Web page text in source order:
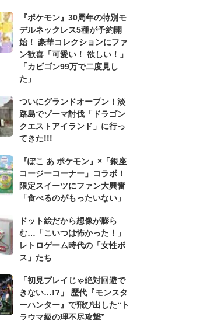
『ポケモン』30周年の特別モ
デルネックレス5種が予約開
始！ 豪華コレクションにファ
ン歓喜「可愛い！ 欲しい！」
「カビゴン99万で二度見し
た」
ついにグランドオープン！淡
路島でゾーマ討伐「ドラゴン
クエストアイランド」に行っ
てきた!!!
『ぽこ あ ポケモン』×「銀座
コージーコーナー」コラボ！
限定スイーツにファン大興奮
「食べるのがもったいない」
ドット絵だから想像が膨ら
む…「こいつは怖かった！」
レトロゲーム時代の「女性ボ
ス」たち
「初見プレイじゃ絶対回避で
きない…!?」 歴代『モンスタ
ーハンター』で飛び出した“ト
ラウマ級の理不尽攻撃”